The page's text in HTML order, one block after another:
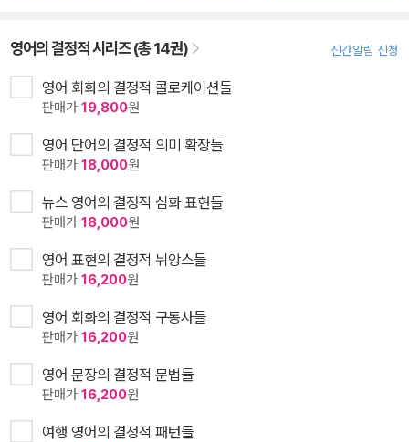
영어의 결정적 시리즈 (총 14권) 신간알림 신청
영어 회화의 결정적 콜로케이션들
판매가 19,800원
영어 단어의 결정적 의미 확장들
판매가 18,000원
뉴스 영어의 결정적 심화 표현들
판매가 18,000원
영어 표현의 결정적 뉘앙스들
판매가 16,200원
영어 회화의 결정적 구동사들
판매가 16,200원
영어 문장의 결정적 문법들
판매가 16,200원
여행 영어의 결정적 패턴들